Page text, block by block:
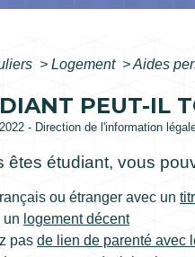
> Logement >Aides
PEUT-IL
- Direction de l'information
êtes étudiant, vous
ou étranger avec un
un logement décent
pas de lien de parenté avec